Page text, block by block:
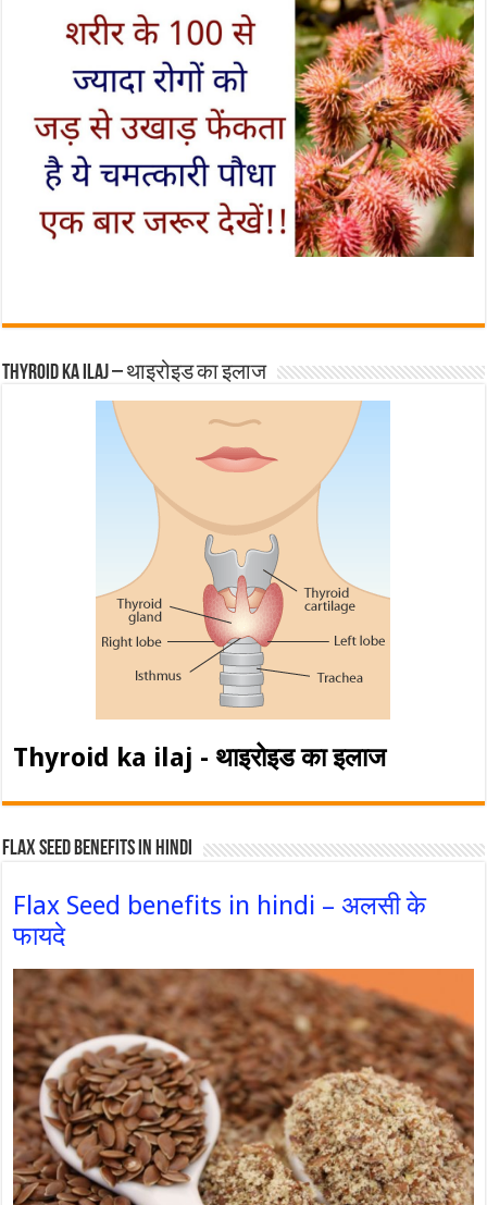
Thyroid ka ilaj – थाइरोइड का इलाज
Thyroid ka ilaj - थाइरोइड का इलाज
Flax Seed Benefits in hindi
Flax Seed benefits in hindi – अलसी के
फायदे